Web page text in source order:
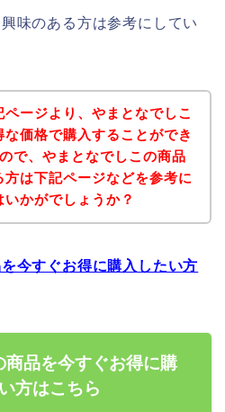
味のある方は参考にしてい
ページより、やまとなでしこ
な価格で購入することができ
で、やまとなでしこの商品
方は下記ページなどを参考に
いかがでしょうか？
今すぐお得に購入したい方
商品を今すぐお得に購
方はこちら